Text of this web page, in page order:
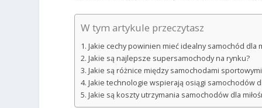
W tym artykule przeczytasz
Jakie cechy powinien mieć idealny samochód dla
Jakie są najlepsze supersamochody na rynku?
Jakie są różnice między samochodami
Jakie technologie wspierają osiągi samochodów
Jakie są koszty utrzymania samochodów dla